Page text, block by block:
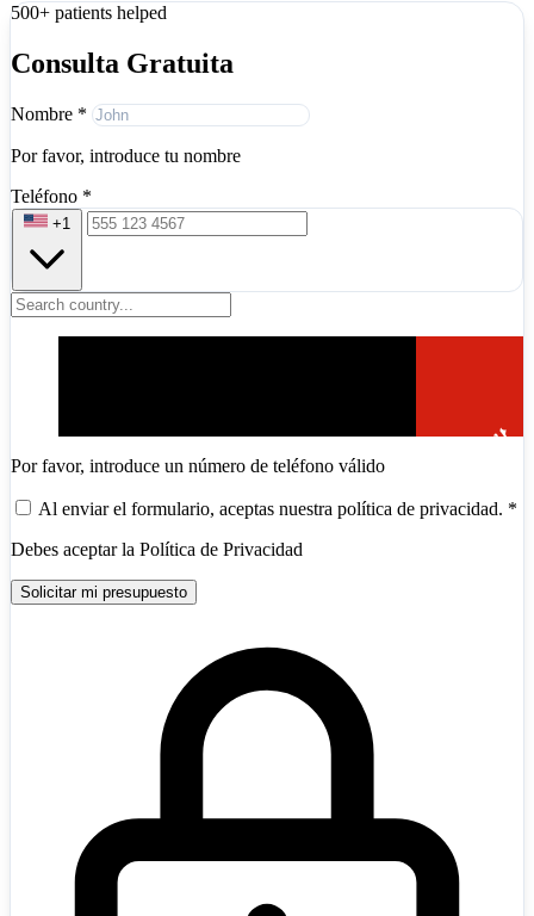
500+ patients helped
Consulta Gratuita
Nombre *
Por favor, introduce tu nombre
Teléfono *
+1
Por favor, introduce un número de teléfono válido
Al enviar el formulario, aceptas nuestra política de privacidad. *
Debes aceptar la Política de Privacidad
Solicitar mi presupuesto